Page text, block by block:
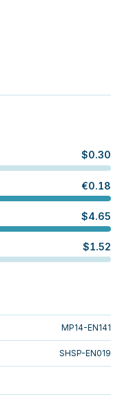
$0.30
€0.18
$4.65
$1.52
MP14-EN141
SHSP-EN019